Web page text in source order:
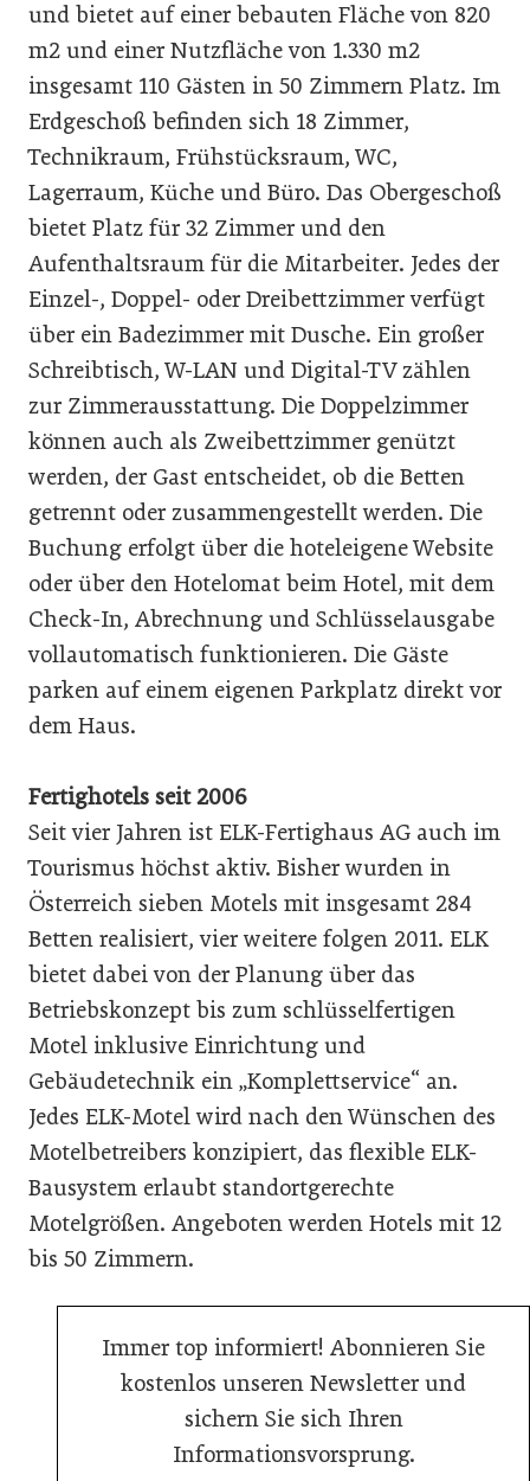
und bietet auf einer bebauten Fläche von 820
m2 und einer Nutzfläche von 1.330 m2
insgesamt 110 Gästen in 50 Zimmern Platz. Im
Erdgeschoß befinden sich 18 Zimmer,
Technikraum, Frühstücksraum, WC,
Lagerraum, Küche und Büro. Das Obergeschoß
bietet Platz für 32 Zimmer und den
Aufenthaltsraum für die Mitarbeiter. Jedes der
Einzel-, Doppel- oder Dreibettzimmer verfügt
über ein Badezimmer mit Dusche. Ein großer
Schreibtisch, W-LAN und Digital-TV zählen
zur Zimmerausstattung. Die Doppelzimmer
können auch als Zweibettzimmer genützt
werden, der Gast entscheidet, ob die Betten
getrennt oder zusammengestellt werden. Die
Buchung erfolgt über die hoteleigene Website
oder über den Hotelomat beim Hotel, mit dem
Check-In, Abrechnung und Schlüsselausgabe
vollautomatisch funktionieren. Die Gäste
parken auf einem eigenen Parkplatz direkt vor
dem Haus.
Fertighotels seit 2006
Seit vier Jahren ist ELK-Fertighaus AG auch im
Tourismus höchst aktiv. Bisher wurden in
Österreich sieben Motels mit insgesamt 284
Betten realisiert, vier weitere folgen 2011. ELK
bietet dabei von der Planung über das
Betriebskonzept bis zum schlüsselfertigen
Motel inklusive Einrichtung und
Gebäudetechnik ein „Komplettservice“ an.
Jedes ELK-Motel wird nach den Wünschen des
Motelbetreibers konzipiert, das flexible ELK-
Bausystem erlaubt standortgerechte
Motelgrößen. Angeboten werden Hotels mit 12
bis 50 Zimmern.
Immer top informiert! Abonnieren Sie
kostenlos unseren Newsletter und
sichern Sie sich Ihren
Informationsvorsprung.